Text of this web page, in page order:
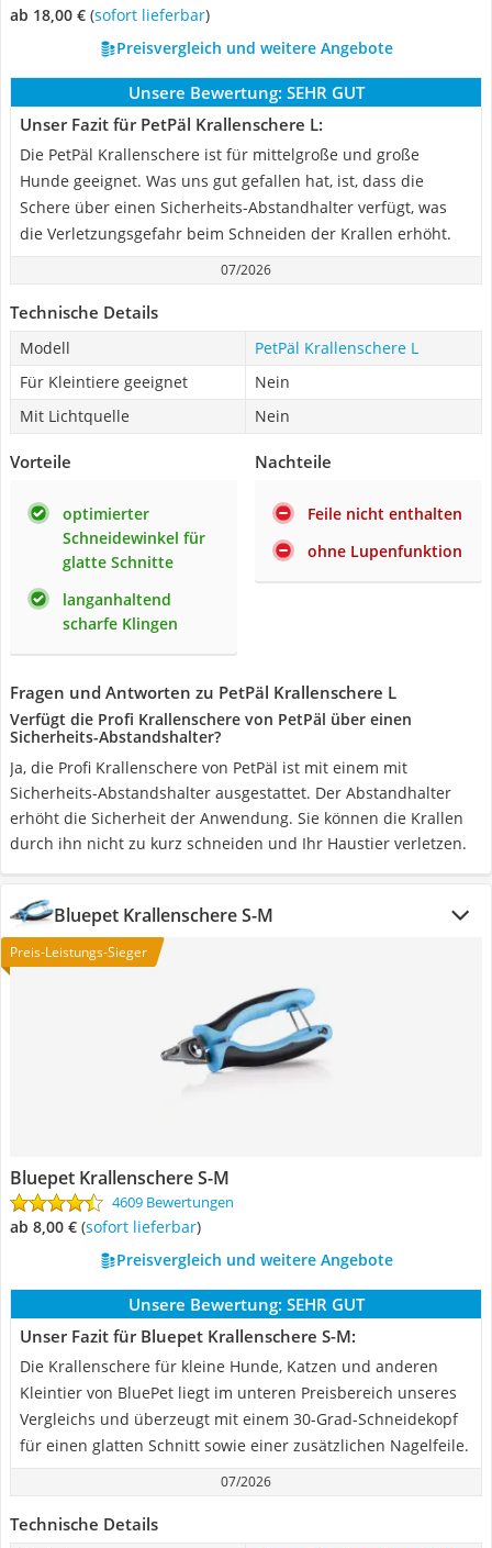
ab 18,00 € ( Sofort lieferbar)
Preisvergleich und weitere Angebote
Unsere Bewertung: SEHR GUT
Unser Fazit für PetPäl Krallenschere L:
Die PetPäl Krallenschere ist für mittelgroße und große
Hunde geeignet. Was uns gut gefallen hat, ist, dass die
Schere über einen Sicherheits-Abstandhalter verfügt, was
die Verletzungsgefahr beim Schneiden der Krallen erhöht.
07/2026
Technische Details
Modell
PetPäl Krallenschere L
Für Kleintiere geeignet
Nein
Mit Lichtquelle
Nein
Vorteile
optimierter
Schneidewinkel für
glatte Schnitte
langanhaltend
scharfe Klingen
Nachteile
Feile nicht enthalten
ohne Lupenfunktion
Fragen und Antworten zu PetPäl Krallenschere L
Verfügt die Profi Krallenschere von PetPäl über einen
Sicherheits-Abstandshalter?
Ja, die Profi Krallenschere von PetPäl ist mit einem mit
Sicherheits-Abstandshalter ausgestattet. Der Abstandhalter
erhöht die Sicherheit der Anwendung. Sie können die Krallen
durch ihn nicht zu kurz schneiden und Ihr Haustier verletzen.
Bluepet Krallenschere S-M
Preis-Leistungs-Sieger
Bluepet Krallenschere S-M
4609 Bewertungen
ab 8,00 € ( Sofort lieferbar)
Preisvergleich und weitere Angebote
Unsere Bewertung: SEHR GUT
Unser Fazit für Bluepet Krallenschere S-M:
Die Krallenschere für kleine Hunde, Katzen und anderen
Kleintier von BluePet liegt im unteren Preisbereich unseres
Vergleichs und überzeugt mit einem 30-Grad-Schneidekopf
für einen glatten Schnitt sowie einer zusätzlichen Nagelfeile.
07/2026
Technische Details